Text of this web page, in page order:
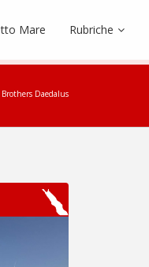
Mare Rubriche
Brothers Daedalus